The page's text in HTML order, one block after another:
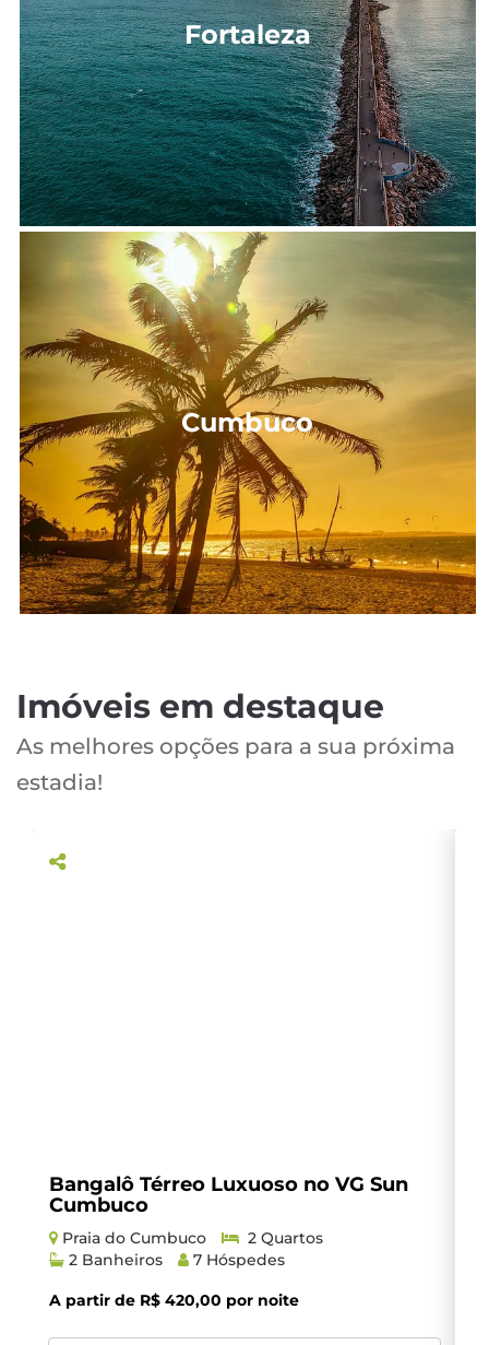
Fortaleza
Cumbuco
Imóveis em destaque
As melhores opções para a sua próxima
estadia!
Bangalô Térreo Luxuoso no VG Sun
Cumbuco
Praia do Cumbuco
2 Quartos
2 Banheiros
7 Hóspedes
A partir de R$ 420,00 por noite